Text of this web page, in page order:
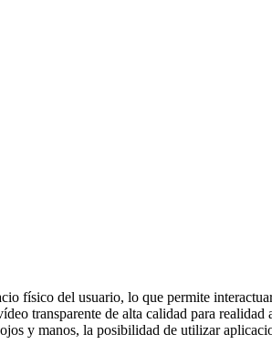
físico del usuario, lo que permite
transparente de alta calidad para
y manos, la posibilidad de utilizar